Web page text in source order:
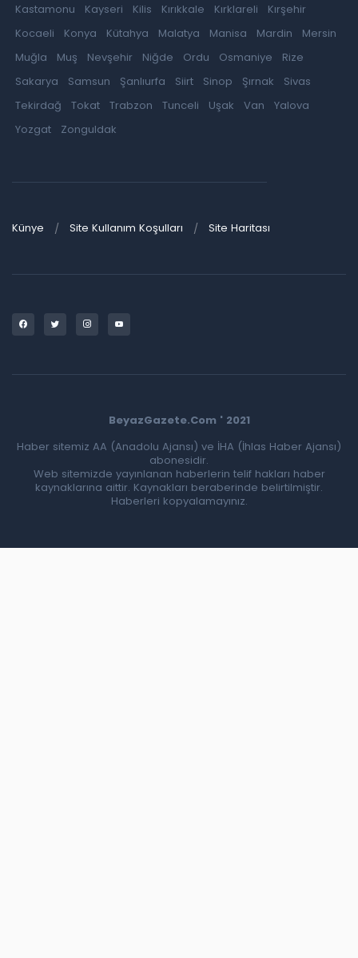
Kastamonu
Kayseri Kilis Kırıkkale Kırklareli
Kırşehir
Kocaeli
Konya Kütahya Malatya Manisa Mardin
Mersin
Muğla
Muş Nevşehir Niğde Ordu Osmaniye
Rize
Sakarya
Samsun Şanlıurfa Siirt Sinop Şırnak
Sivas
Tekirdağ
Tokat Trabzon Tunceli Uşak Van
Yalova
Yozgat
Zonguldak
Künye Site Kullanım Koşulları Site Haritası
BeyazGazete.Com ' 2021
Haber sitemiz AA (Anadolu Ajansı) ve İHA (İhlas Haber Ajansı)
abonesidir.
Web sitemizde yayınlanan haberlerin telif hakları haber
kaynaklarına aittir. Kaynakları beraberinde belirtilmiştir.
Haberleri kopyalamayınız.